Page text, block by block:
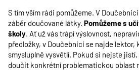
S tím vším rádi pomůžeme. V
záběr doučované látky. Pomůžeme s
školy. Ať už vás trápí výslovnost,
předložky, v Doučebnici se najde lektor,
smysluplně vysvětlí. Pokud si nejste
doučit konkrétní problematickou oblast